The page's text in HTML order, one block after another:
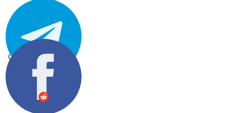
Chia sẻ: